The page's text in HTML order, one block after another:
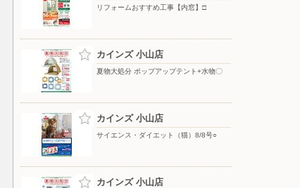
リフォームおすすめ工事【内窓】□
カインズ 小山店
夏物大処分 ポップアップテント+水物〇
カインズ 小山店
サイエンス・ダイエット（猫）8/8号○
カインズ 小山店